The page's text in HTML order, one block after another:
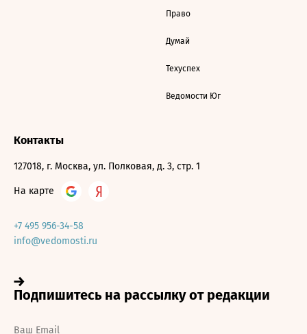
Право
Думай
Техуспех
Ведомости Юг
Контакты
127018, г. Москва, ул. Полковая, д. 3, стр. 1
На карте
+7 495 956-34-58
info@vedomosti.ru